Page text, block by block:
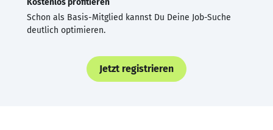
Schon als Basis-Mitglied kannst Du Deine Job-Suche
deutlich optimieren.
Jetzt registrieren